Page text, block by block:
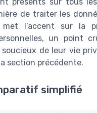
de traiter les
l’accent sur la
un point
de leur vie
section précédente.
simplifié